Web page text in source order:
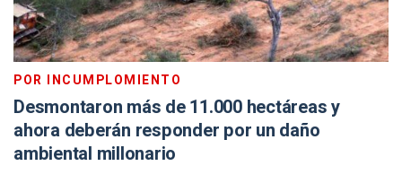
POR INCUMPLOMIENTO
Desmontaron más de 11.000 hectáreas y
ahora deberán responder por un daño
ambiental millonario